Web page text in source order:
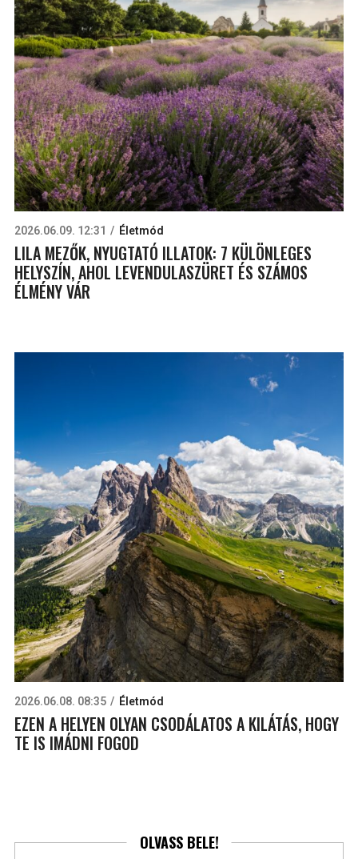
2026.06.09. 12:31 Életmód
LILA MEZŐK, NYUGTATÓ ILLATOK: 7 KÜLÖNLEGES
HELYSZÍN, AHOL LEVENDULASZÜRET ÉS SZÁMOS
ÉLMÉNY VÁR
2026.06.08. 08:35 Életmód
EZEN A HELYEN OLYAN CSODÁLATOS A KILÁTÁS, HOGY
TE IS IMÁDNI FOGOD
OLVASS BELE!